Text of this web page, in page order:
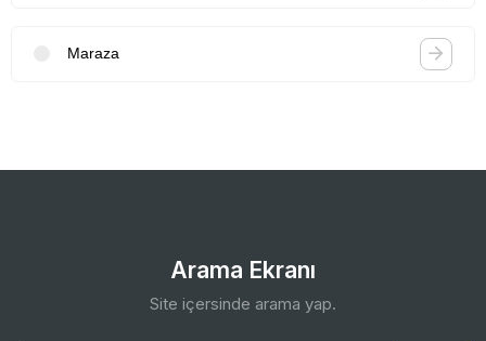
Maraza
Arama Ekranı
Site içersinde arama yap.